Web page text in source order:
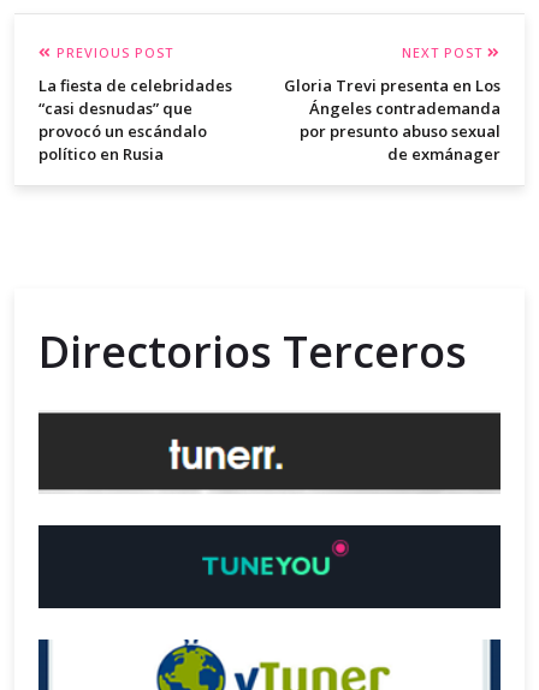
PREVIOUS POST
La fiesta de celebridades
“casi desnudas” que
provocó un escándalo
político en Rusia
NEXT POST
Gloria Trevi presenta en Los
Ángeles contrademanda
por presunto abuso sexual
de exmánager
Directorios Terceros